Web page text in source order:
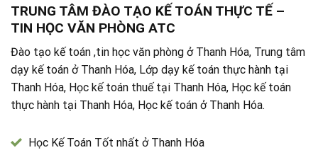
TRUNG TÂM ĐÀO TẠO KẾ TOÁN THỰC TẾ –
TIN HỌC VĂN PHÒNG ATC
Đào tạo kế toán ,tin học văn phòng ở Thanh Hóa, Trung tâm
dạy kế toán ở Thanh Hóa, Lớp dạy kế toán thực hành tại
Thanh Hóa, Học kế toán thuế tại Thanh Hóa, Học kế toán
thực hành tại Thanh Hóa, Học kế toán ở Thanh Hóa.
Học Kế Toán Tốt nhất ở Thanh Hóa